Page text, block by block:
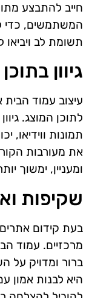
חייב להתבצע
המשתמשים, כדי
תשומת לב ויביאו
גיוון
עיצוב עמוד
לתוכן המוצג.
תמונות ווידיאו,
את מעורבות
ומעניין, ימשוך
שקיפות
מרכזיים. עמוד
ברור ומדויק על
היא לבנות אמון